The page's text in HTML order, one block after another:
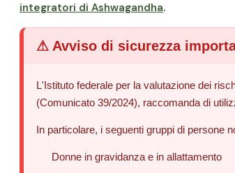
integratori di Ashwagandha.
⚠ Avviso di sicurezza
L'Istituto federale per la valutazione dei
(Comunicato 39/2024), raccomanda di
In particolare, i seguenti gruppi di persone
Donne in gravidanza e in allattamento